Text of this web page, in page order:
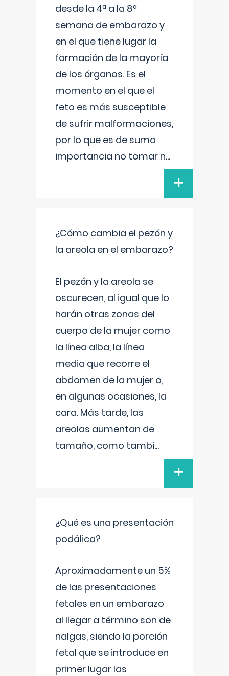
desde la 4ª a la 8ª
semana de embarazo y
en el que tiene lugar la
formación de la mayoría
de los órganos. Es el
momento en el que el
feto es más susceptible
de sufrir malformaciones,
por lo que es de suma
importancia no tomar n...
+
¿Cómo cambia el pezón y
la areola en el embarazo?
El pezón y la areola se
oscurecen, al igual que lo
harán otras zonas del
cuerpo de la mujer como
la línea alba, la línea
media que recorre el
abdomen de la mujer o,
en algunas ocasiones, la
cara. Más tarde, las
areolas aumentan de
tamaño, como tambi...
+
¿Qué es una presentación
podálica?
Aproximadamente un 5%
de las presentaciones
fetales en un embarazo
al llegar a término son de
nalgas, siendo la porción
fetal que se introduce en
primer lugar las